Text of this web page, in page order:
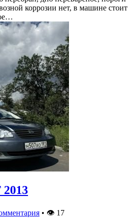
коррозии нет, в машине стоит
• 👁 17